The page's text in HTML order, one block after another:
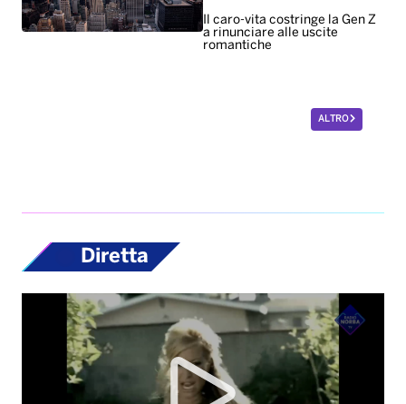
Il caro-vita costringe la Gen Z
a rinunciare alle uscite
romantiche
ALTRO
Diretta